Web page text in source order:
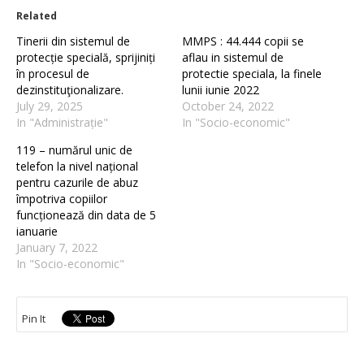
Related
Tinerii din sistemul de
protecție specială, sprijiniți
în procesul de
dezinstituţionalizare.
July 29, 2025
In "Administrație"
MMPS : 44.444 copii se
aflau in sistemul de
protectie speciala, la finele
lunii iunie 2022
October 24, 2022
In "Socio-economic"
119 – numărul unic de
telefon la nivel național
pentru cazurile de abuz
împotriva copiilor
funcționează din data de 5
ianuarie
January 7, 2022
In "Socio-economic"
Pin It